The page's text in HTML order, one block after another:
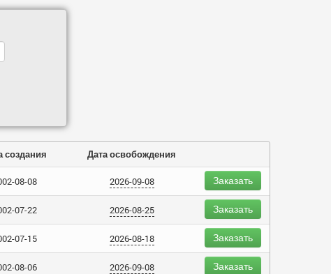
создания Дата освобождения
08-08 2026-09-08 Заказать
07-22 2026-08-25 Заказать
07-15 2026-08-18 Заказать
08-06 2026-09-08 Заказать